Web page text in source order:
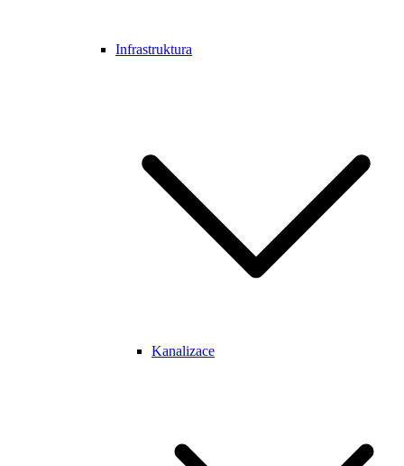
Infrastruktura
Kanalizace